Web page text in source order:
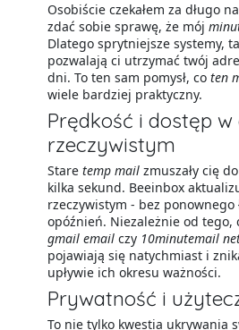
Osobiście czekałem za długo
zdać sobie sprawę, że mój
Dlatego sprytniejsze systemy,
pozwalają ci utrzymać twój
dni. To ten sam pomysł, co ten
wiele bardziej praktyczny.
Prędkość i dostęp w
rzeczywistym
Stare temp mailzmuszały cię
kilka sekund. Beeinbox
rzeczywistym - bez ponownego
opóźnień. Niezależnie od tego,
gmail emailczy 10minutemail
pojawiają się natychmiast i
upływie ich okresu ważności.
Prywatność i
To nie tylko kwestia ukrywania